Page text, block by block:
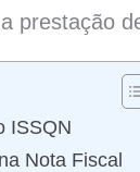
prestação
ISSQN
Nota Fiscal